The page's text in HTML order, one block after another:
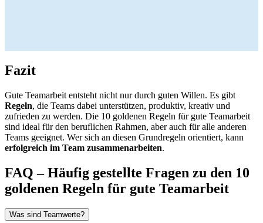
Fazit
Gute Teamarbeit entsteht nicht nur durch guten Willen. Es gibt
Regeln, die Teams dabei unterstützen, produktiv, kreativ und
zufrieden zu werden. Die 10 goldenen Regeln für gute Teamarbeit
sind ideal für den beruflichen Rahmen, aber auch für alle anderen
Teams geeignet. Wer sich an diesen Grundregeln orientiert, kann
erfolgreich im Team zusammenarbeiten.
FAQ – Häufig gestellte Fragen zu den 10
goldenen Regeln für gute Teamarbeit
Was sind Teamwerte?